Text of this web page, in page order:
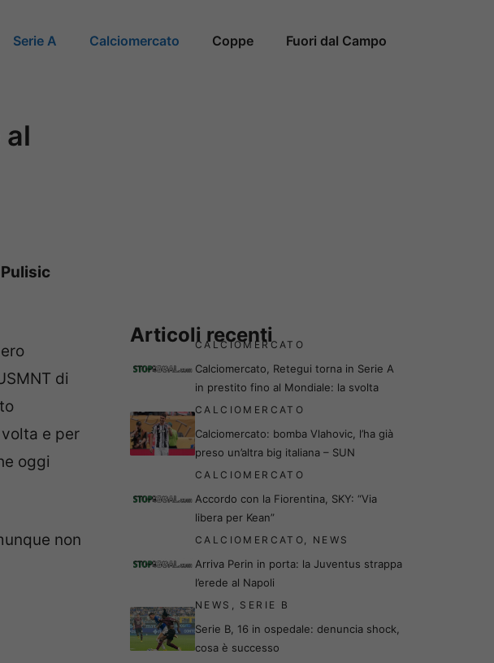
Serie A Calciomercato Coppe Fuori dal Campo
di
e per
oggi
non
Articoli recenti
CALCIOMERCATO
Calciomercato, Retegui torna in Serie A
in prestito fino al Mondiale: la svolta
CALCIOMERCATO
Calciomercato: bomba Vlahovic, l’ha già
preso un’altra big italiana – SUN
CALCIOMERCATO
Accordo con la Fiorentina, SKY: “Via
libera per Kean”
CALCIOMERCATO, NEWS
Arriva Perin in porta: la Juventus strappa
l’erede al Napoli
NEWS , SERIE B
Serie B, 16 in ospedale: denuncia shock,
cosa è successo